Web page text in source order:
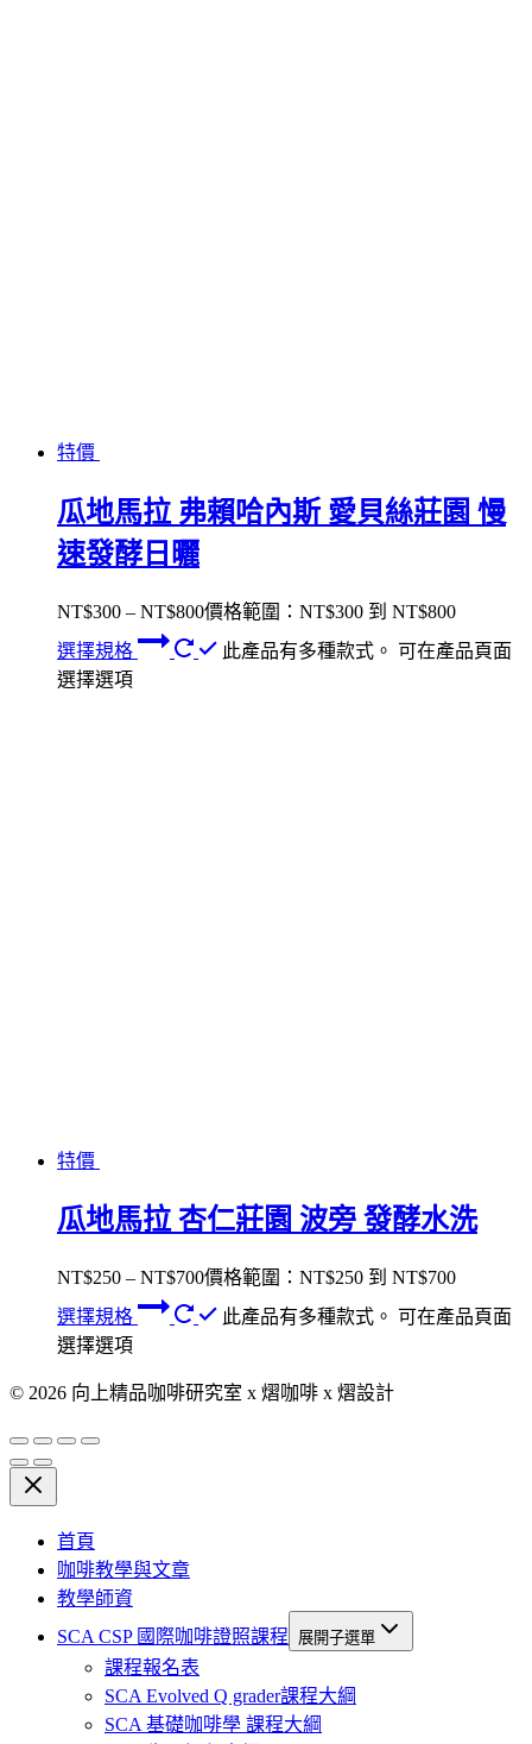
特價
瓜地馬拉 弗賴哈內斯 愛貝絲莊園 慢
速發酵日曬
NT$300 – NT$800價格範圍：NT$300 到 NT$800
選擇規格
此產品有多種款式。 可在產品頁面
選擇選項
特價
瓜地馬拉 杏仁莊園 波旁 發酵水洗
NT$250 – NT$700價格範圍：NT$250 到 NT$700
選擇規格
此產品有多種款式。 可在產品頁面
選擇選項
© 2026 向上精品咖啡研究室 x 熠咖啡 x 熠設計
首頁
咖啡教學與文章
教學師資
SCA CSP 國際咖啡證照課程
展開子選單
課程報名表
SCA Evolved Q grader課程大綱
SCA 基礎咖啡學 課程大綱